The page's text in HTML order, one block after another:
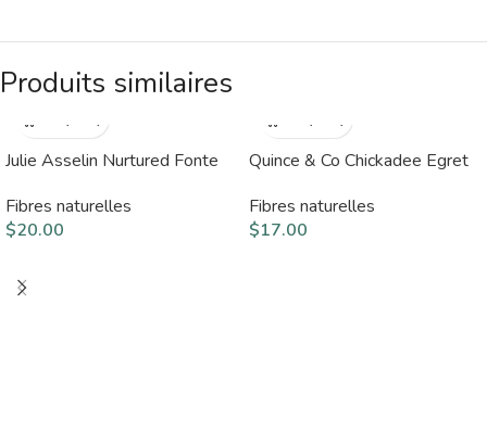
Produits similaires
Julie Asselin Nurtured Fonte
Fibres naturelles
$20.00
Quince & Co Chickadee Egret
Fibres naturelles
$17.00